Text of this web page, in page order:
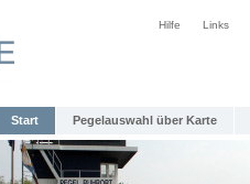
Hilfe Links
Start Pegelauswahl über Karte